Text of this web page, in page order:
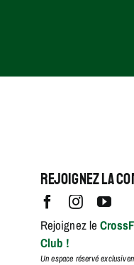
Rejoignez la
Rejoignez le
Club !
Un espace réservé